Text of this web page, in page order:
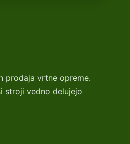
prodaja vrtne opreme.
stroji vedno delujejo